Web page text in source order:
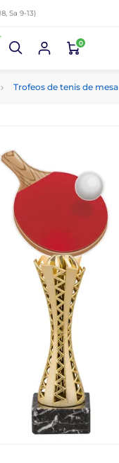
Sa 9-13)
0
Trofeos de tenis de mesa